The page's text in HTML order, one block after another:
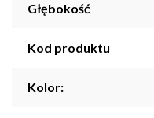
Głębokość
Kod produktu
Kolor: